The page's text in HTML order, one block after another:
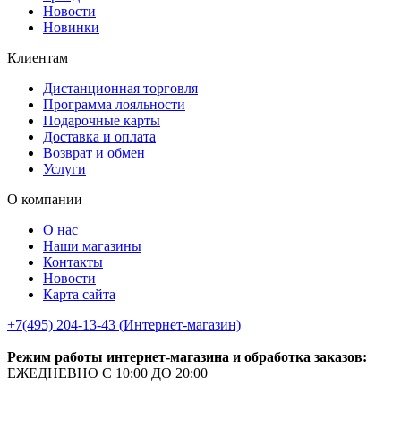
Новости
Новинки
Клиентам
Дистанционная торговля
Программа лояльности
Подарочные карты
Доставка и оплата
Возврат и обмен
Услуги
О компании
О нас
Наши магазины
Контакты
Новости
Карта сайта
+7(495) 204-13-43 (Интернет-магазин)
Режим работы интернет-магазина и обработка заказов:
ЕЖЕДНЕВНО С 10:00 ДО 20:00